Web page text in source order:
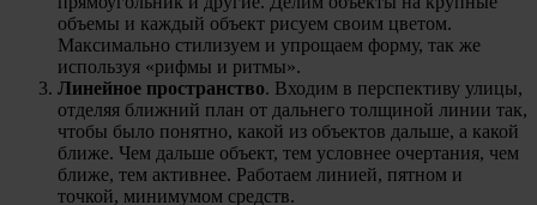
объемы и каждый объект рисуем своим цветом.
Максимально стилизуем и упрощаем форму, так же
используя «рифмы и ритмы».
Линейное пространство. Входим в перспективу улицы,
отделяя ближний план от дальнего толщиной линии так,
чтобы было понятно, какой из объектов дальше, а какой
ближе. Чем дальше объект, тем условнее очертания, чем
ближе, тем активнее. Работаем линией, пятном и
точкой, минимумом средств.